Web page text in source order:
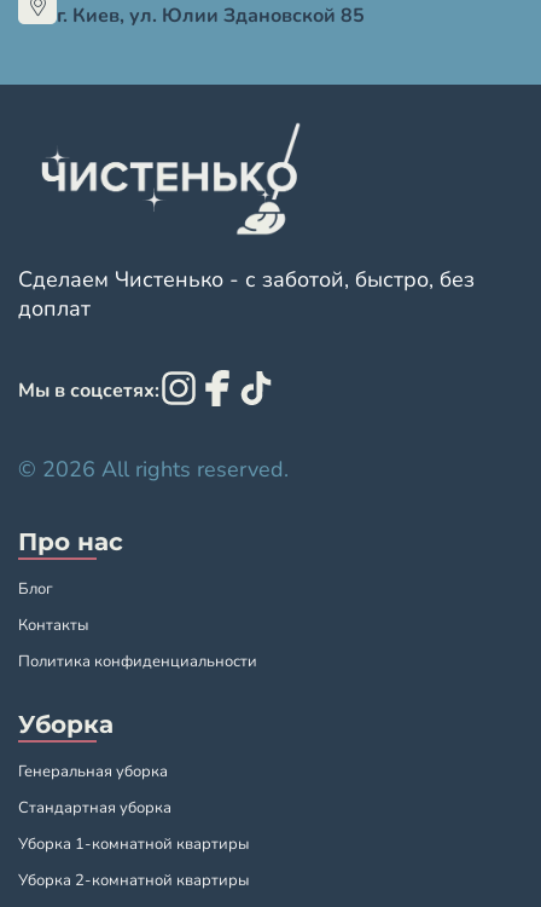
г. Киев, ул. Юлии Здановской 85
Сделаем Чистенько - с заботой, быстро, без
доплат
Мы в соцсетях:
© 2026 All rights reserved.
Про нас
Блог
Контакты
Политика конфиденциальности
Уборка
Генеральная уборка
Стандартная уборка
Уборка 1-комнатной квартиры
Уборка 2-комнатной квартиры